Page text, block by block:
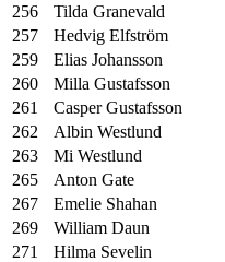
256
Tilda Granevald
257
Hedvig Elfström
259
Elias Johansson
260
Milla Gustafsson
261
Casper Gustafsson
262
Albin Westlund
263
Mi Westlund
265
Anton Gate
267
Emelie Shahan
269
William Daun
271
Hilma Sevelin